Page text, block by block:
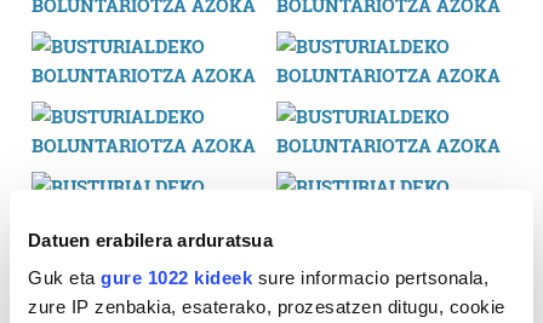
Datuen erabilera arduratsua
Guk eta gure 1022 kideek sure informacio pertsonala,
zure IP zenbakia, esaterako, prozesatzen ditugu, cookie